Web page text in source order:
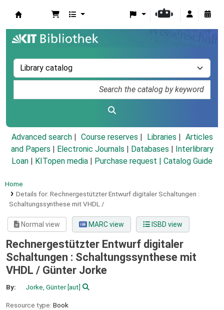
Advanced search Course reserves Libraries
Articles
and Papers
Electronic Journals Databases
Interlibrary
Loan
KITopen media Purchase request | Catalog Guide
Home
Details for: Rechnergestützter Entwurf digitaler Schaltungen :
Schaltungssynthese mit VHDL /
Normal view MARC view ISBD view
Rechnergestützter Entwurf digitaler
Schaltungen : Schaltungssynthese mit
VHDL / Günter Jorke
By: Jorke, Günter[aut]
Resource type: Book